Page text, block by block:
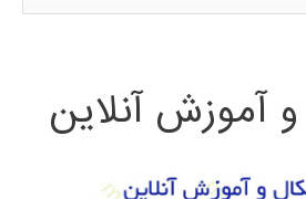
آموزش آنلاین